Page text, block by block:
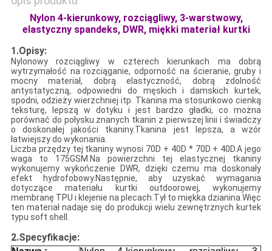
Nylon 4-kierunkowy, rozciągliwy, 3-warstwowy,
elastyczny spandeks, DWR, miękki materiał kurtki
1.Opisy:
Nylonowy rozciągliwy w czterech kierunkach ma dobrą
wytrzymałość na rozciąganie, odporność na ścieranie, gruby i
mocny materiał, dobrą elastyczność, dobrą zdolność
antystatyczną, odpowiedni do męskich i damskich kurtek,
spodni, odzieży wierzchniej itp. Tkanina ma stosunkowo cienką
teksturę, lepszą w dotyku i jest bardzo gładki, co można
porównać do połysku znanych tkanin z pierwszej linii i świadczy
o doskonałej jakości tkaniny.Tkanina jest lepsza, a wzór
łatwiejszy do wykonania.
Liczba przędzy tej tkaniny wynosi 70D + 40D * 70D + 40D.A jego
waga to 175GSM.Na powierzchni tej elastycznej tkaniny
wykonujemy wykończenie DWR, dzięki czemu ma doskonały
efekt hydrofobowy.Następnie, aby uzyskać wymagania
dotyczące materiału kurtki outdoorowej, wykonujemy
membranę TPU i klejenie na plecach.Tył to miękka dzianina.Więc
ten materiał nadaje się do produkcji wielu zewnętrznych kurtek
typu soft shell.
2.Specyfikacje: